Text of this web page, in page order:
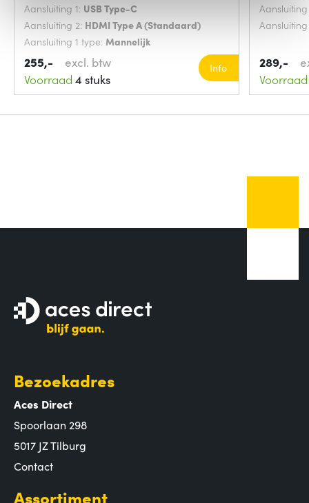
Aansluiting 1: USB Type-C
Aansluiting 2: HDMI Type A (Standaard)
Aansluiting 1 type: Mannelijk
255,-
excl. btw
Voorraad 4 stuks
Info 289,-
Voorraad
Bezoekadres
Aces Direct
Spoorlaan 298
5017 JZ Tilburg
Contact
Assortiment